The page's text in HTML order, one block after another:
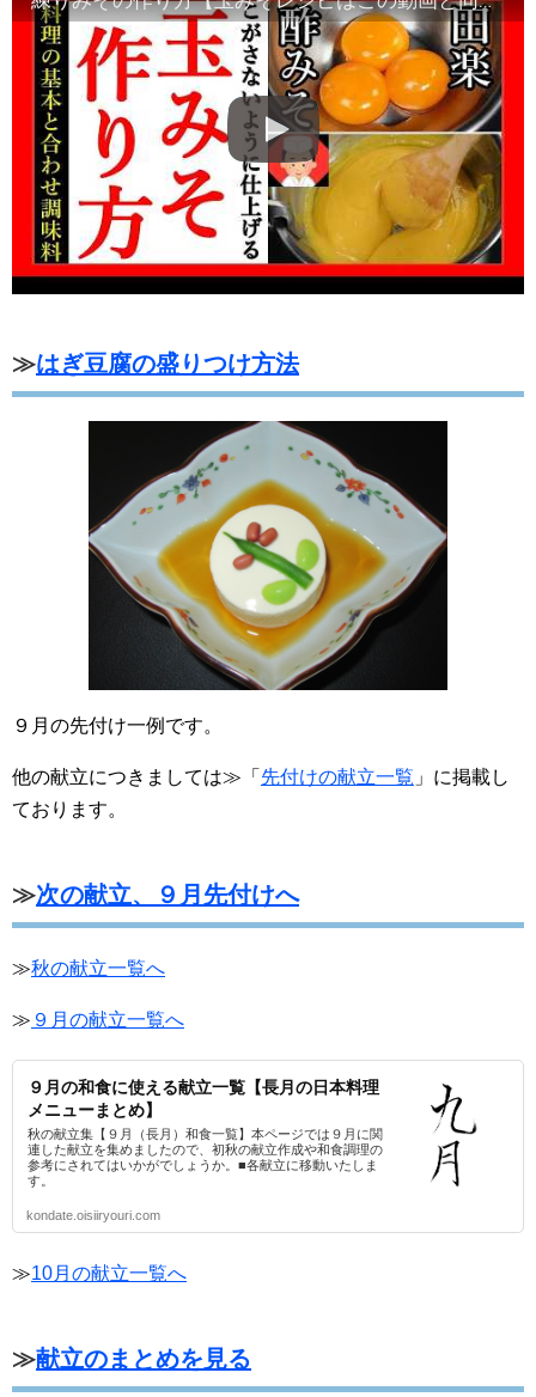
≫はぎ豆腐の盛りつけ方法
９月の先付け一例です。
他の献立につきましては≫「 先付けの献立一覧 」に掲載し
ております。
≫次の献立、９月先付けへ
≫秋の献立一覧へ
≫ ９月の献立一覧へ
９月の和食に使える献立一覧【長月の日本料理
メニューまとめ】
秋の献立集【９月（長月）和食一覧】本ページでは９月に関
連した献立を集めましたので、初秋の献立作成や和食調理の
参考にされてはいかがでしょうか。■各献立に移動いたしま
す。
kondate.oisiiryouri.com
≫10月の献立一覧へ
≫献立のまとめを見る